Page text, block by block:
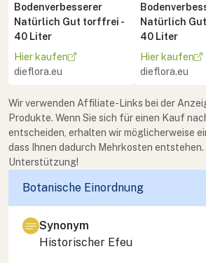
Bodenverbesserer
Natürlich Gut torffrei -
40 Liter
Hier kaufen
dieflora.eu
Natürlich
40 Liter
Hier kaufen
dieflora.eu
Wir verwenden Affiliate-Links bei der
Produkte. Wenn Sie sich für einen Kauf
entscheiden, erhalten wir möglicherweise
dass Ihnen dadurch Mehrkosten
Unterstützung!
Botanische Einordnung
Synonym
Historischer Efeu